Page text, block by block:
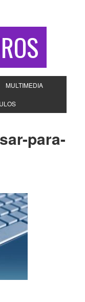
MULTIMEDIA
para-